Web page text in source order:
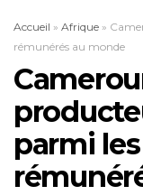
Accueil » Afrique »
rémunérés au monde
parmi